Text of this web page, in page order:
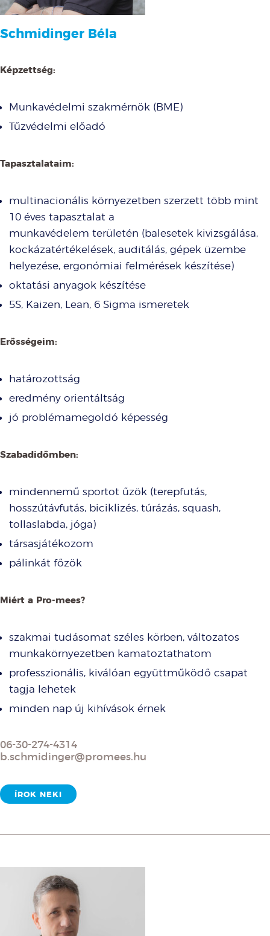
Schmidinger Béla
Képzettség:
Munkavédelmi szakmérnök (BME)
Tűzvédelmi előadó
Tapasztalataim:
multinacionális környezetben szerzett több mint
10 éves tapasztalat a
munkavédelem területén (balesetek kivizsgálása,
kockázatértékelések, auditálás, gépek üzembe
helyezése, ergonómiai felmérések készítése)
oktatási anyagok készítése
5S, Kaizen, Lean, 6 Sigma ismeretek
Erősségeim:
határozottság
eredmény orientáltság
jó problémamegoldó képesség
Szabadidőmben:
mindennemű sportot űzök (terepfutás,
hosszútávfutás, biciklizés, túrázás, squash,
tollaslabda, jóga)
társasjátékozom
pálinkát főzök
Miért a Pro-mees?
szakmai tudásomat széles körben, változatos
munkakörnyezetben kamatoztathatom
professzionális, kiválóan együttműködő csapat
tagja lehetek
minden nap új kihívások érnek
06-30-274-4314
b.schmidinger@promees.hu
ÍROK NEKI